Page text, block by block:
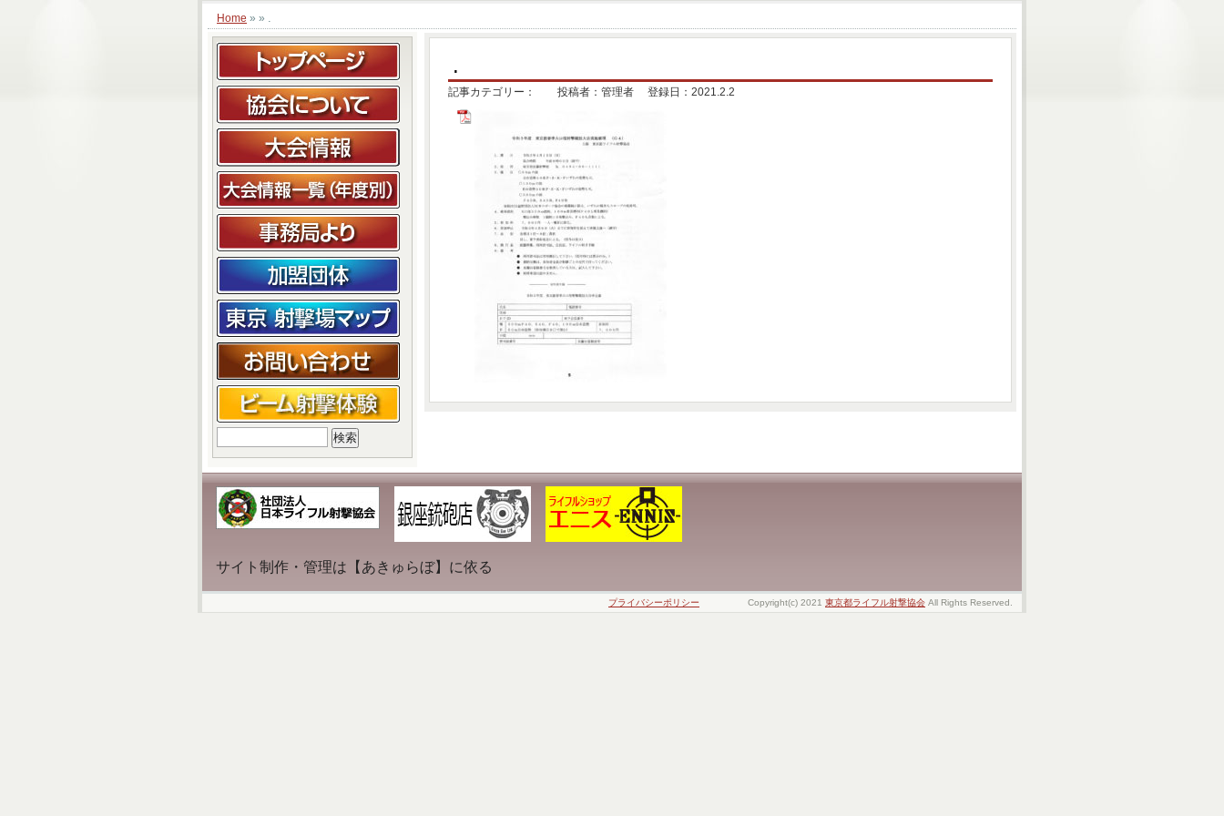
Home » » .
.
記事カテゴリー： 投稿者：管理者 登録日：2021.2.2
索:
サイト制作・管理は【あきゅらぼ】に依る
プライバシーポリシー Copyright(c) 2021 東京都ライフル射撃協会 All Rights Reserved.